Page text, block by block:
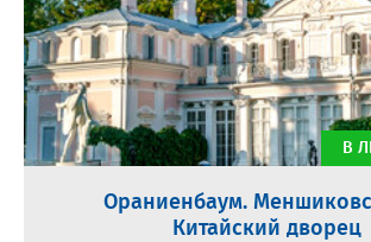
Ораниенбаум.
Китайский дворец
В